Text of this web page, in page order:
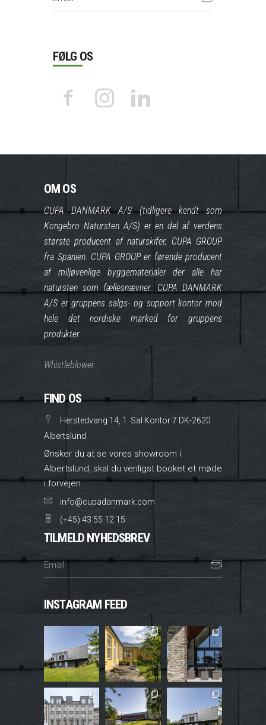
FØLG OS
OM OS
CUPA DANMARK A/S (tidligere kendt som
Kongebro Natursten A/S) er en del af verdens
største producent af naturskifer, CUPA GROUP
fra Spanien. CUPA GROUP er førende producent
af miljøvenlige byggematerialer der alle har
natursten som fællesnævner. CUPA DANMARK
A/S er gruppens salgs- og support kontor mod
hele det nordiske marked for gruppens
produkter.
Whistleblower
FIND OS
Herstedvang 14, 1. Sal Kontor 7 DK-2620
Albertslund
Ønsker du at se vores showroom i
Albertslund, skal du venligst booket et møde
i forvejen
info@cupadanmark.com
(+45) 43 55 12 15
TILMELD NYHEDSBREV
INSTAGRAM FEED